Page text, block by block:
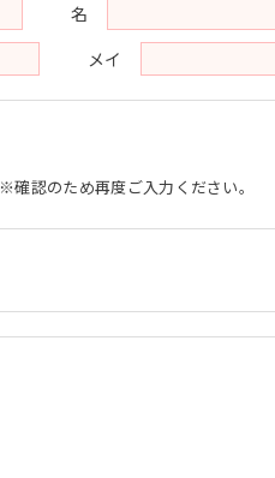
名
メイ
※確認のため再度ご入力ください。